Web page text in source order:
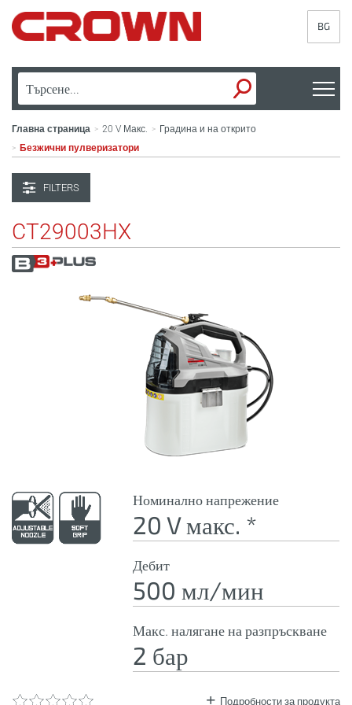
BG
Главна страница > 20 V Макс. > Градина и на открито
> Безжични пулверизатори
FILTERS
CT29003HX
Номинално напрежение
20 V макс. *
Дебит
500 мл/мин
Макс. налягане на разпръскване
2 бар
Подробности за продукта